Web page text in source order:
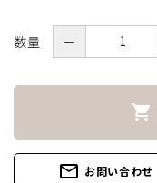
数量 －
shopping_cart
mail_outline お問い合わせ